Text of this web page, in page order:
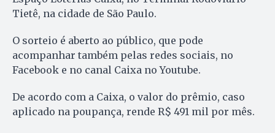
Tietê, na cidade de São Paulo.
O sorteio é aberto ao público, que pode
acompanhar também pelas redes sociais, no
Facebook e no canal Caixa no Youtube.
De acordo com a Caixa, o valor do prêmio, caso
aplicado na poupança, rende R$ 491 mil por mês.